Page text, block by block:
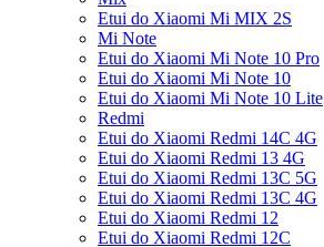
Etui do Xiaomi Mi MIX 2S
Mi Note
Etui do Xiaomi Mi Note 10 Pro
Etui do Xiaomi Mi Note 10
Etui do Xiaomi Mi Note 10 Lite
Redmi
Etui do Xiaomi Redmi 14C 4G
Etui do Xiaomi Redmi 13 4G
Etui do Xiaomi Redmi 13C 5G
Etui do Xiaomi Redmi 13C 4G
Etui do Xiaomi Redmi 12
Etui do Xiaomi Redmi 12C